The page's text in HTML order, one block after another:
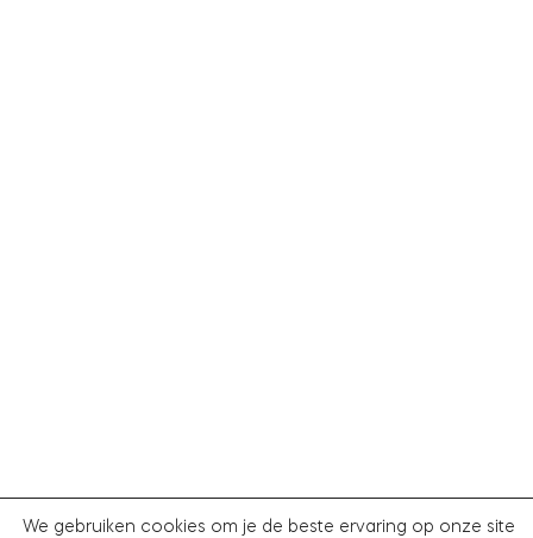
We gebruiken cookies om je de beste ervaring op onze site